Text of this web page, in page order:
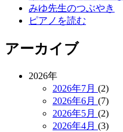
みゆ先生のつぶやき
ピアノを読む
アーカイブ
2026年
2026年7月 (2)
2026年6月 (7)
2026年5月 (2)
2026年4月 (3)